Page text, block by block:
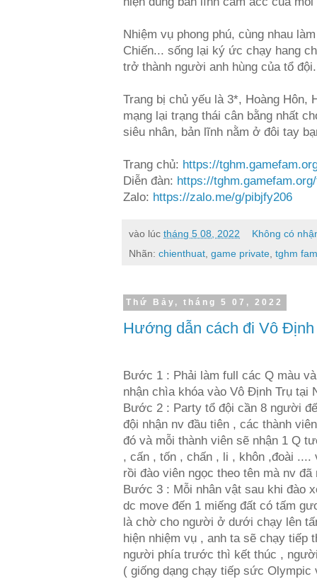
Nhiệm vụ phong phú, cùng nhau
Chiến... sống lại ký ức chạy hang
trở thành người anh hùng của tổ
Trang bị chủ yếu là 3*, Hoàng Hôn,
mạng lại trạng thái cân bằng nhất
siêu nhân, bản lĩnh nằm ở đôi tay
Trang chủ: https://
Diễn đàn: https://
Zalo: https://zalo.me/g/pibjfy206
vào lúc tháng 5 08, 2022
Không có
Nhãn: chienthuat, game private, tghm fam
Thứ Bảy, tháng 5 07, 2022
Hướng dẫn cách đi Vô Định
Bước 1 : Phải làm full các Q màu
nhận chìa khóa vào Vô Định Trụ tại
Bước 2 : Party tổ đội cần 8 người
đội nhận nv đầu tiên , các thành
đó và mỗi thành viên sẽ nhận 1 Q
, cấn , tốn , chấn , li , khôn ,đoài ....
rồi đào viên ngọc theo tên mà nv đã
Bước 3 : Mỗi nhân vật sau khi đào
dc move đến 1 miếng đất có tấm
là chờ cho người ở dưới chạy lên
hiện nhiệm vụ , anh ta sẽ chạy tiếp
người phía trước thì kết thúc ,
( giống dạng chạy tiếp sức